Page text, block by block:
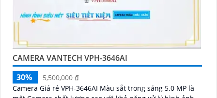
CAMERA VANTECH VPH-3646AI
30%
5,500,000 ₫
Camera Giá rẻ VPH-3646AI Màu sắt trong sáng 5.0 MP là